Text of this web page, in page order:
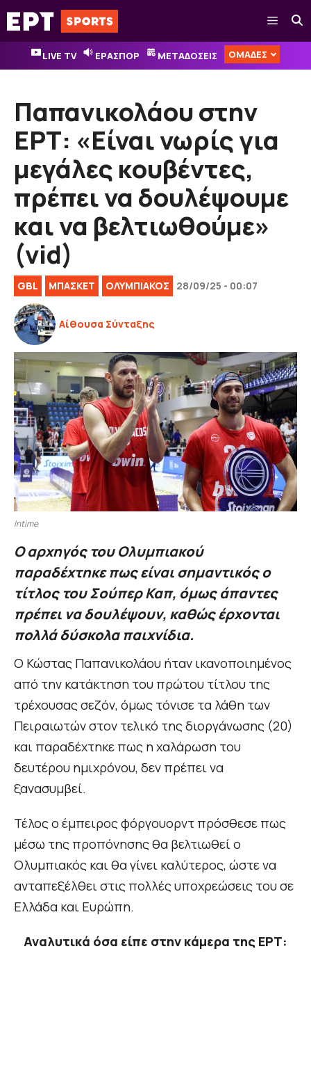
Μετάβαση
σε
περιεχόμενο
Μενού
LIVE TV ΕΡΑΣΠΟΡ ΜΕΤΑΔΟΣΕΙΣ ΟΜΑΔΕΣ
Παπανικολάου στην
ΕΡΤ: «Είναι νωρίς για
μεγάλες κουβέντες,
πρέπει να δουλέψουμε
και να βελτιωθούμε»
(vid)
GBL ΜΠΑΣΚΕΤ ΟΛΥΜΠΙΑΚΟΣ 28/09/25 - 00:07
Αίθουσα Σύνταξης
Intime
Ο αρχηγός του Ολυμπιακού
παραδέχτηκε πως είναι σημαντικός ο
τίτλος του Σούπερ Καπ, όμως άπαντες
πρέπει να δουλέψουν, καθώς έρχονται
πολλά δύσκολα παιχνίδια.
Ο Κώστας Παπανικολάου ήταν ικανοποιημένος
από την κατάκτηση του πρώτου τίτλου της
τρέχουσας σεζόν, όμως τόνισε τα λάθη των
Πειραιωτών στον τελικό της διοργάνωσης (20)
και παραδέχτηκε πως η χαλάρωση του
δευτέρου ημιχρόνου, δεν πρέπει να
ξανασυμβεί.
Τέλος ο έμπειρος φόργουορντ πρόσθεσε πως
μέσω της προπόνησης θα βελτιωθεί ο
Ολυμπιακός και θα γίνει καλύτερος, ώστε να
ανταπεξέλθει στις πολλές υποχρεώσεις του σε
Ελλάδα και Ευρώπη.
Αναλυτικά όσα είπε στην κάμερα της ΕΡΤ: